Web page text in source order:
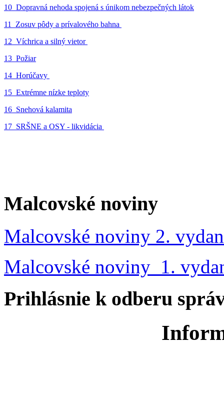
10_Dopravná nehoda spojená s únikom nebezpečných látok
11_Zosuv pôdy a prívalového bahna
12_Víchrica a silný vietor
13_Požiar
14_Horúčavy
15_Extrémne nízke teploty
16_Snehová kalamita
17_SRŠNE a OSY - likvidácia
Malcovské noviny
Malcovské noviny 2.
Malcovské noviny 1.
Prihlásnie k odberu